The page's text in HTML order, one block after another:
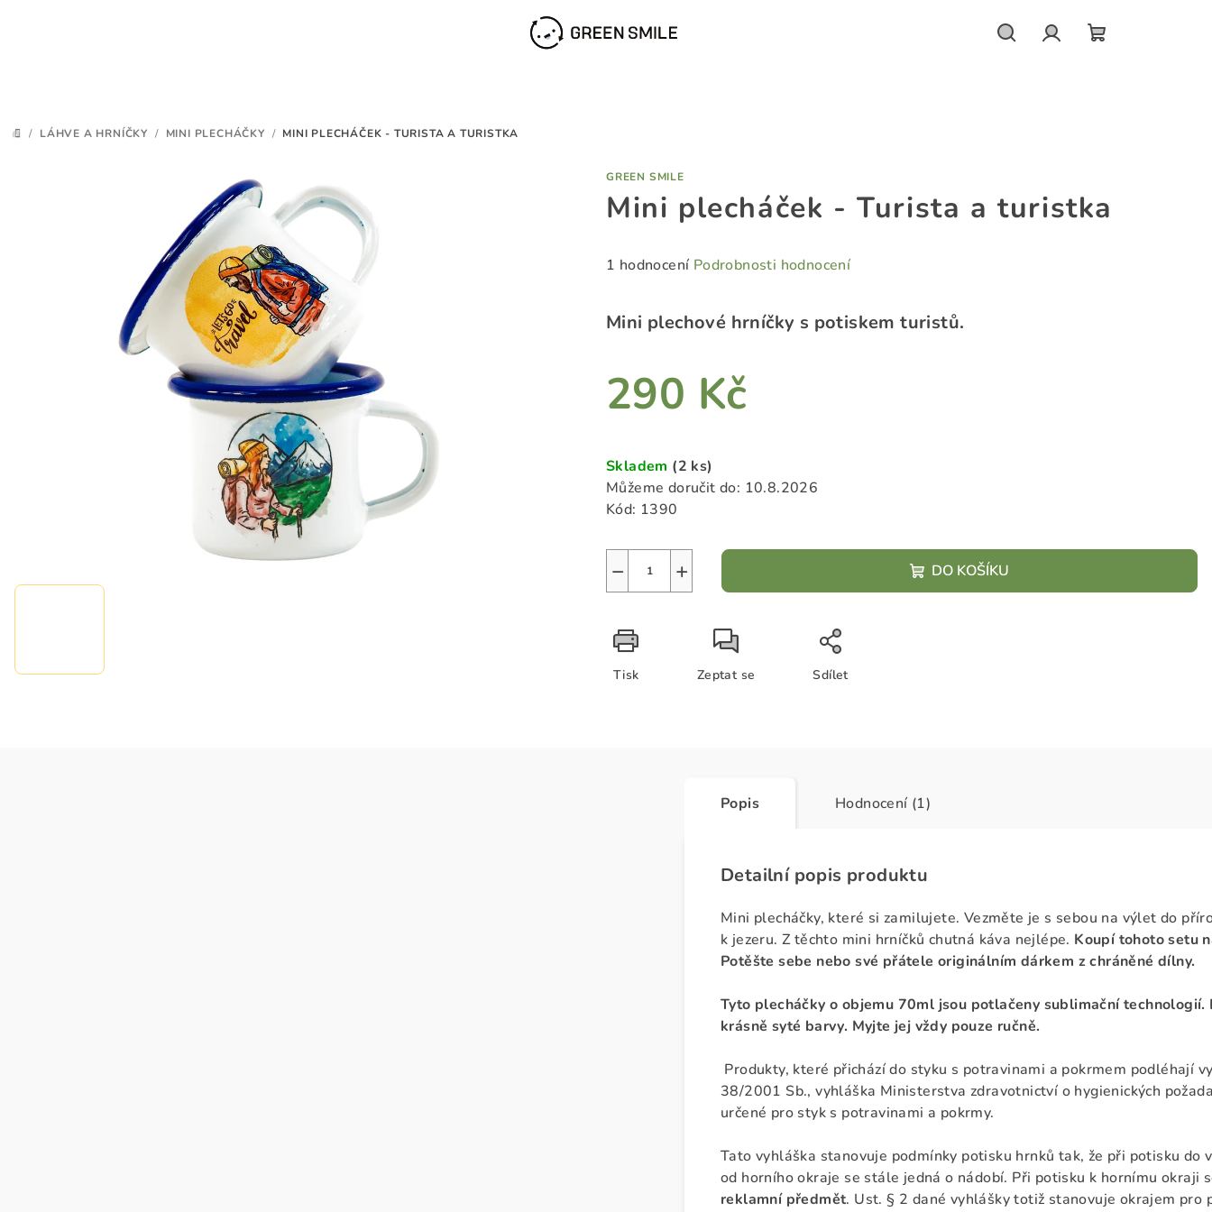
DOMŮ
/ LÁHVE A HRNÍČKY / MINI PLECHÁČKY / MINI PLECHÁČEK - TURISTA A TURISTKA
GREEN SMILE
Mini plecháček - Turista a turistka
Průměrné
je
5
hvězdiček.
1 hodnocení Podrobnosti hodnocení
Mini plechové hrníčky s potiskem turistů.
290 Kč
cena:
Skladem (2 ks)
Můžeme doručit do: 10.8.2026
Kód: 1390
+
− DO KOŠÍKU
Tisk Zeptat se Sdílet
Popis Hodnocení (1)
Detailní popis produktu
Mini plecháčky, které si zamilujete. Vezměte je s sebou na výlet do
k jezeru. Z těchto mini hrníčků chutná káva nejlépe. Koupí tohoto setu
Potěšte sebe nebo své přátele originálním dárkem z chráněné dílny.
Tyto plecháčky o objemu 70ml jsou potlačeny sublimační technologií.
krásně syté barvy. Myjte jej vždy pouze ručně.
Produkty, které přichází do styku s potravinami a pokrmem podléhají
38/2001 Sb., vyhláška Ministerstva zdravotnictví o hygienických
určené pro styk s potravinami a pokrmy.
Tato vyhláška stanovuje podmínky potisku hrnků tak, že při potisku do
od horního okraje se stále jedná o nádobí. Při potisku k hornímu okraji
reklamní předmět. Ust. § 2 dané vyhlášky totiž stanovuje okrajem pro